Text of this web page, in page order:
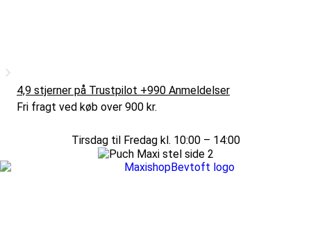
4,9 stjerner på Trustpilot +990 Anmeldelser
Fri fragt ved køb over 900 kr.
Tirsdag til Fredag kl. 10:00 – 14:00